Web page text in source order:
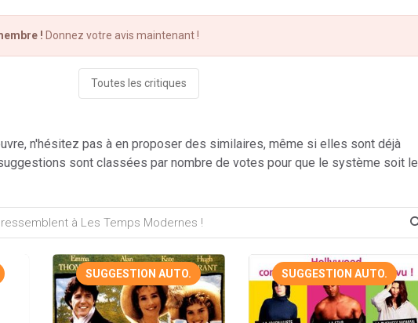
! Donnez votre avis maintenant !
Toutes les critiques
n'hésitez pas à en proposer des similaires, même si elles sont déjà
sont classées par nombre de votes pour que le système soit le
SUGGESTION AUTO. SUGGESTION AUTO.